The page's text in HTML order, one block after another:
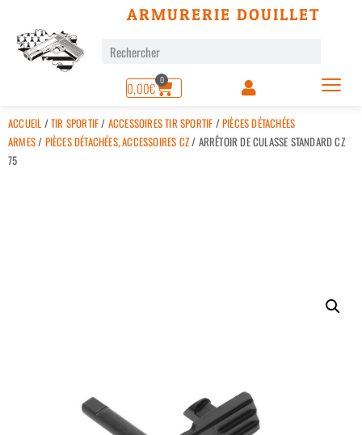
ARMURERIE DOUILLET
0,00€ 0
ACCUEIL /TIR SPORTIF/ ACCESSOIRES TIR SPORTIF /PIÈCES DÉTACHÉES
ARMES/ PIÈCES DÉTACHÉES, ACCESSOIRES CZ/ ARRÊTOIR DE CULASSE STANDARD CZ
75